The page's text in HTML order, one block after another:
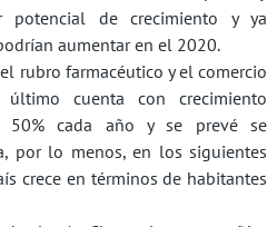
potencial de crecimiento y ya
aumentar en el 2020.
rubro farmacéutico y el comercio
cuenta con crecimiento
50% cada año y se prevé se
por lo menos, en los siguientes
crece en términos de habitantes